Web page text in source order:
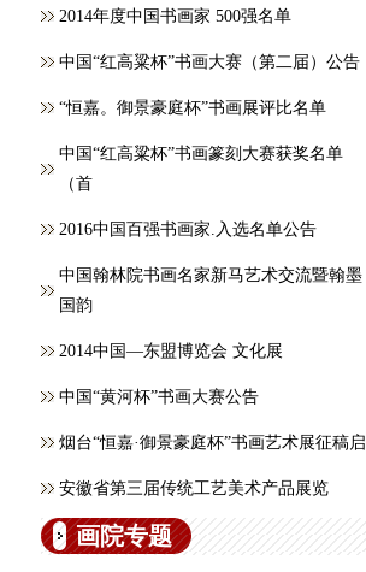
2014年度中国书画家 500强名单
中国“红高粱杯”书画大赛（第二届）公告
“恒嘉。御景豪庭杯”书画展评比名单
中国“红高粱杯”书画篆刻大赛获奖名单
（首
2016中国百强书画家.入选名单公告
中国翰林院书画名家新马艺术交流暨翰墨
国韵
2014中国—东盟博览会 文化展
中国“黄河杯”书画大赛公告
烟台“恒嘉·御景豪庭杯”书画艺术展征稿启
安徽省第三届传统工艺美术产品展览
画院专题